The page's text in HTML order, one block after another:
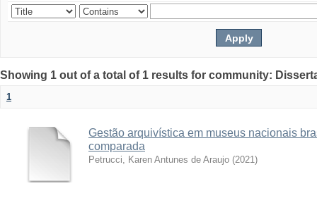
Showing 1 out of a total of 1 results for community:
1
Gestão arquivística em museus nacionais
comparada
Petrucci, Karen Antunes de Araujo (2021)